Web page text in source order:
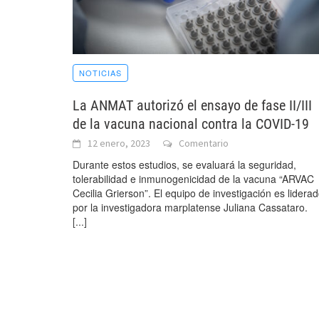
NOTICIAS
La ANMAT autorizó el ensayo de fase II/III
de la vacuna nacional contra la COVID-19
12 enero, 2023 Comentario
Durante estos estudios, se evaluará la seguridad,
tolerabilidad e inmunogenicidad de la vacuna “ARVAC
Cecilia Grierson”. El equipo de investigación es
por la investigadora marplatense Juliana Cassataro.
[...]